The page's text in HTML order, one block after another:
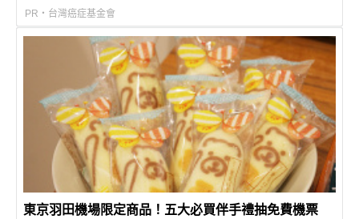
PR・台灣癌症基金會
東京羽田機場限定商品！五大必買伴手禮抽免費機票